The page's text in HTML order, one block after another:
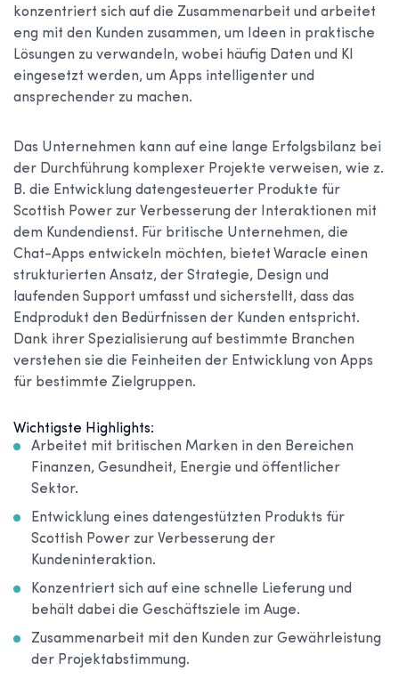
konzentriert sich auf die Zusammenarbeit und arbeitet
eng mit den Kunden zusammen, um Ideen in praktische
Lösungen zu verwandeln, wobei häufig Daten und KI
eingesetzt werden, um Apps intelligenter und
ansprechender zu machen.
Das Unternehmen kann auf eine lange Erfolgsbilanz bei
der Durchführung komplexer Projekte verweisen, wie z.
B. die Entwicklung datengesteuerter Produkte für
Scottish Power zur Verbesserung der Interaktionen mit
dem Kundendienst. Für britische Unternehmen, die
Chat-Apps entwickeln möchten, bietet Waracle einen
strukturierten Ansatz, der Strategie, Design und
laufenden Support umfasst und sicherstellt, dass das
Endprodukt den Bedürfnissen der Kunden entspricht.
Dank ihrer Spezialisierung auf bestimmte Branchen
verstehen sie die Feinheiten der Entwicklung von Apps
für bestimmte Zielgruppen.
Wichtigste Highlights:
Arbeitet mit britischen Marken in den Bereichen
Finanzen, Gesundheit, Energie und öffentlicher
Sektor.
Entwicklung eines datengestützten Produkts für
Scottish Power zur Verbesserung der
Kundeninteraktion.
Konzentriert sich auf eine schnelle Lieferung und
behält dabei die Geschäftsziele im Auge.
Zusammenarbeit mit den Kunden zur Gewährleistung
der Projektabstimmung.